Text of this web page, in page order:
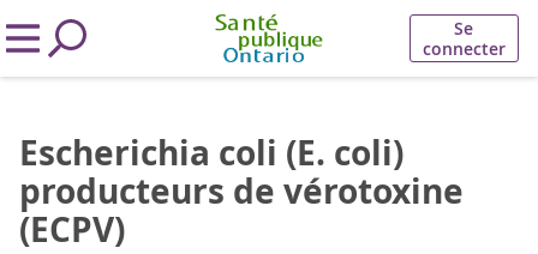
Se
connecter
Escherichia coli (E. coli)
producteurs de vérotoxine
(ECPV)